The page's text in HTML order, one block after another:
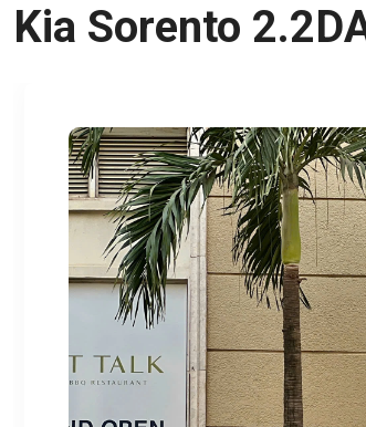
Kia Sorento